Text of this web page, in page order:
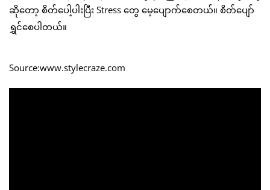
ဆိုတော့ စိတ်ပေါ့ပါးပြီး Stress တွေ မေ့ပျောက်စေတယ်။ စိတ်ပျော်
ရွှင်စေပါတယ်။
Source:www.stylecraze.com